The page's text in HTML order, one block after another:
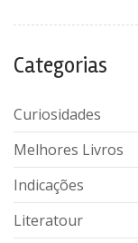
Categorias
Curiosidades
Melhores Livros
Indicações
Literatour